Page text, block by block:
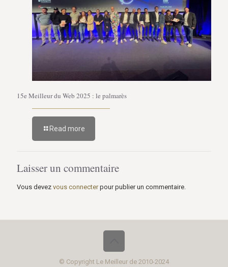
15e Meilleur du Web 2025 : le palmarès
Read more
Laisser un commentaire
Vous devez vous connecterpour publier un commentaire.
© Copyright Le Meilleur de 2010-2024